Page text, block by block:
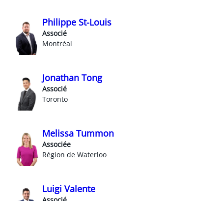
Philippe St-Louis
Associé
Montréal
Jonathan Tong
Associé
Toronto
Melissa Tummon
Associée
Région de Waterloo
Luigi Valente